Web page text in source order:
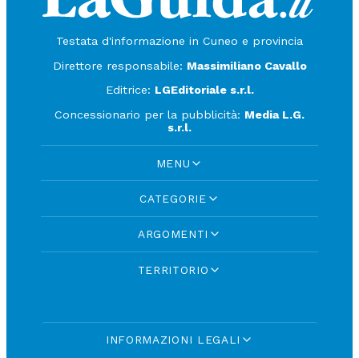
Testata d'informazione in Cuneo e provincia
Direttore responsabile: Massimiliano Cavallo
Editrice: LGEditoriale s.r.l.
Concessionario per la pubblicità: Media L.G.
s.r.l.
MENU
CATEGORIE
ARGOMENTI
TERRITORIO
INFORMAZIONI LEGALI